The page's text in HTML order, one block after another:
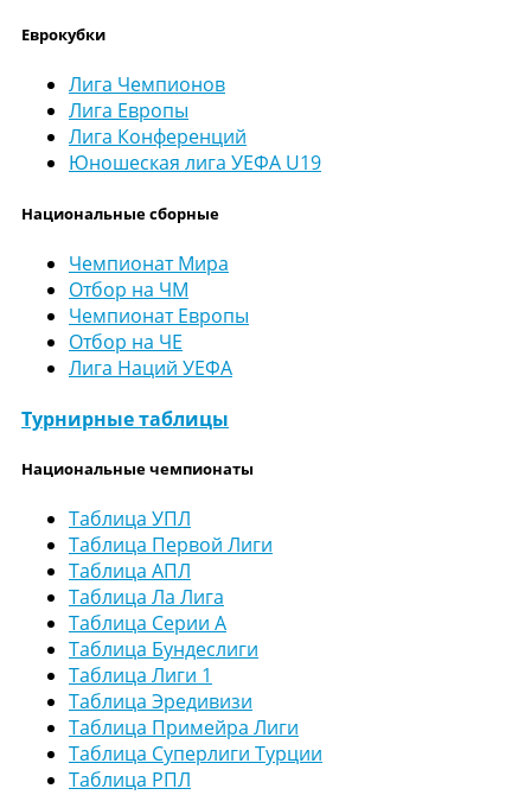
Еврокубки
Лига Чемпионов
Лига Европы
Лига Конференций
Юношеская лига УЕФА U19
Национальные сборные
Чемпионат Мира
Отбор на ЧМ
Чемпионат Европы
Отбор на ЧЕ
Лига Наций УЕФА
Турнирные таблицы
Национальные чемпионаты
Таблица УПЛ
Таблица Первой Лиги
Таблица АПЛ
Таблица Ла Лига
Таблица Серии А
Таблица Бундеслиги
Таблица Лиги 1
Таблица Эредивизи
Таблица Примейра Лиги
Таблица Суперлиги Турции
Таблица РПЛ